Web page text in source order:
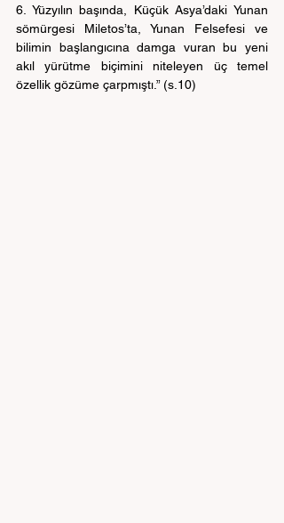
6. Yüzyılın başında, Küçük Asya’daki Yunan
sömürgesi Miletos’ta, Yunan Felsefesi ve
bilimin başlangıcına damga vuran bu yeni
akıl yürütme biçimini niteleyen üç temel
özellik gözüme çarpmıştı.” (s.10)